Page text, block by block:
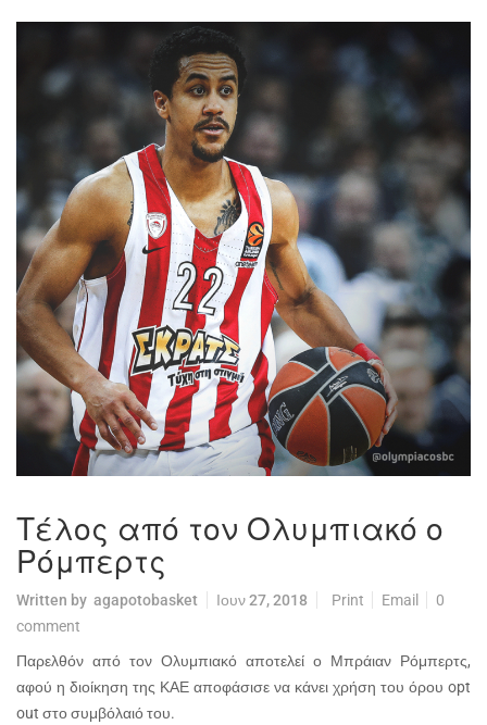
Τέλος από τον Ολυμπιακό ο
Ρόμπερτς
Written by agapotobasket Ιουν 27, 2018 Print Email
0
comment
Παρελθόν από τον Ολυμπιακό αποτελεί ο Μπράιαν Ρόμπερτς,
αφού η διοίκηση της ΚΑΕ αποφάσισε να κάνει χρήση του όρου opt
out στο συμβόλαιό του.